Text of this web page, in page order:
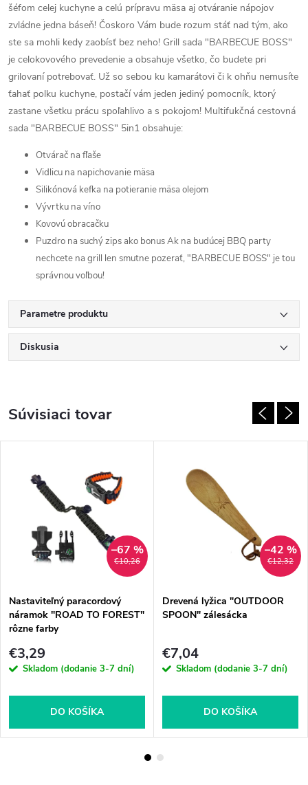
šéfom celej kuchyne a celú prípravu mäsa aj otváranie nápojov
zvládne jedna báseň! Čoskoro Vám bude rozum stáť nad tým, ako
ste sa mohli kedy zaobísť bez neho! Grill sada "BARBECUE BOSS"
je celokovového prevedenie a obsahuje všetko, čo budete pri
grilovaní potrebovať. Už so sebou ku kamarátovi či k ohňu nemusíte
ťahať polku kuchyne, postačí vám jeden jediný pomocník, ktorý
zastane všetku prácu spoľahlivo a s pokojom! Multifukčná cestovná
sada "BARBECUE BOSS" 5in1 obsahuje:
Otvárač na fľaše
Vidlicu na napichovanie mäsa
Silikónová kefka na potieranie mäsa olejom
Vývrtku na víno
Kovovú obracačku
Puzdro na suchý zips ako bonusAk na budúcej BBQ party
nechcete na grill len smutne pozerať, "BARBECUE BOSS" je tou
správnou voľbou!
Parametre produktu
Diskusia
Súvisiaci tovar
€10,26
–67 %
Nastaviteľný paracordový
náramok "ROAD TO FOREST"
rôzne farby
€3,29
Skladom (dodanie 3-7 dní)
DO KOŠÍKA
€12,32
–42 %
Drevená lyžica "OUTDOOR
SPOON" zálesácka
€7,04
Skladom (dodanie 3-7 dní)
DO KOŠÍKA